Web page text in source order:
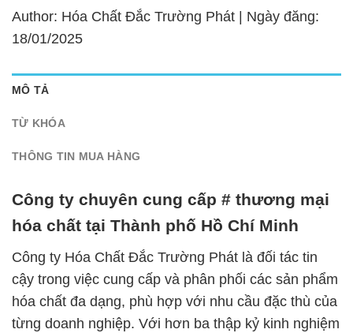
Author: Hóa Chất Đắc Trường Phát | Ngày đăng:
18/01/2025
MÔ TẢ
TỪ KHÓA
THÔNG TIN MUA HÀNG
Công ty chuyên cung cấp # thương mại
hóa chất tại Thành phố Hồ Chí Minh
Công ty Hóa Chất Đắc Trường Phát là đối tác tin
cậy trong việc cung cấp và phân phối các sản phẩm
hóa chất đa dạng, phù hợp với nhu cầu đặc thù của
từng doanh nghiệp. Với hơn ba thập kỷ kinh nghiệm